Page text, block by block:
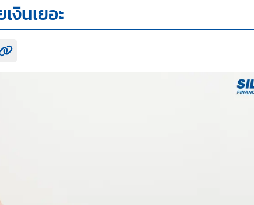
งินเยอะ
share